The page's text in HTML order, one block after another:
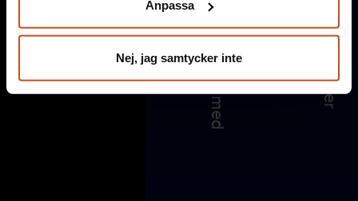
integritet@suntarbetsliv.se.Anpassa
Nej, jag samtycker inte
organisationerna och arbetsgivarorganisationerna SKR